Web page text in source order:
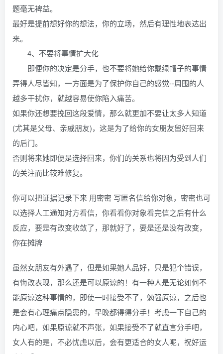
题毫无裨益。
最好是提前想好你的想法，你的立场，然后有理性地表达出
来。
4、不要将事情扩大化
即便你的决定是分手，也不要将她给你戴绿帽子的事情
弄得人尽皆知，一方面是为了保护你自己的感觉--周围的人
越多干扰你，就越容易使你陷入痛苦。
如果你还想要挽回这段爱情，那么就更加不要让太多人知道
(尤其是父母、亲戚朋友)，这是为了给你的女朋友留好回来
的后门。
否则将来她即便是选择回来，你们的关系也将因为受到人们
的关注而比较难修复。
你可以把证据记录下来 用密密 写匿名信给你对象，密密也可
以选择人工通知对方看信，你看看你对象看完信之后有什么
反应，要是有改变收敛了，那就好了，要是还是没有改变，
你在摊牌
虽然女朋友有外遇了，但是如果她人品好，只是犯个错误，
有悔改表现，那么还是可以原谅的！有一种人是无论如何不
能原谅这种事情的，即使一时接受不了，勉强原谅，之后也
是会有心理痛点隐患的，早晚都得得分手！考虑一下自己的
内心吧，如果原谅就不声张，如果接受不了就直言分手吧，
女人有的是，不必忧虑以后，会有更适合的女人呢，祝好运